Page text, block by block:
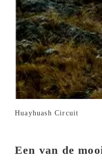
Huayhuash Circuit
Een van de